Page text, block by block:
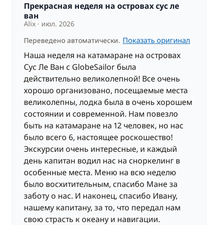
По желанию
Каюта улучшенного класса 190,00 €
Прекрасная неделя на островах сус ле
ван
Alix
июл. 2026
Переведено автоматически. Показать оригинал
Наша неделя на катамаране на островах
Сус Ле Ван с GlobeSailor была
действительно великолепной! Все очень
хорошо организовано, посещаемые места
великолепны, лодка была в очень хорошем
состоянии и современной. Нам повезло
быть на катамаране на 12 человек, но нас
было всего 6, настоящее роскошество!
Экскурсии очень интересные, и каждый
день капитан водил нас на сноркелинг в
особенные места. Меню на всю неделю
было восхитительным, спасибо Мане за
заботу о нас. И наконец, спасибо Ивану,
нашему капитану, за то, что передал нам
свою страсть к океану и навигации.